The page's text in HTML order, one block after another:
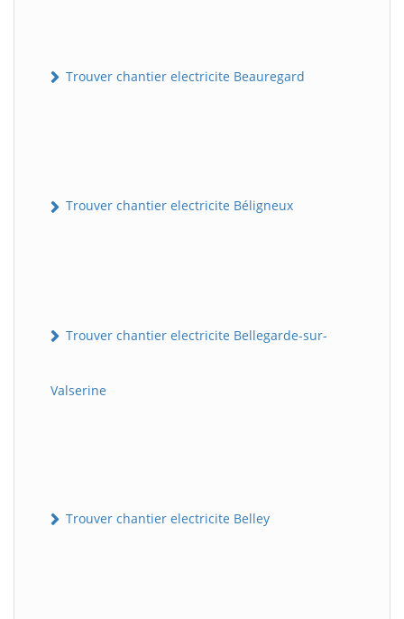
Trouver chantier electricite Beauregard
Trouver chantier electricite Béligneux
Trouver chantier electricite Bellegarde-sur-
Valserine
Trouver chantier electricite Belley